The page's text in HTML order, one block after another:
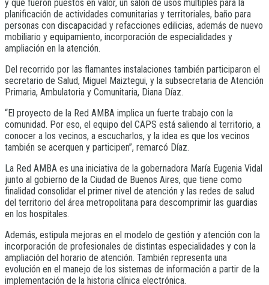
y que fueron puestos en valor, un salón de usos múltiples para la
planificación de actividades comunitarias y territoriales, baño para
personas con discapacidad y refacciones edilicias, además de nuevo
mobiliario y equipamiento, incorporación de especialidades y
ampliación en la atención.
Del recorrido por las flamantes instalaciones también participaron el
secretario de Salud, Miguel Maiztegui, y la subsecretaria de Atención
Primaria, Ambulatoria y Comunitaria, Diana Díaz.
“El proyecto de la Red AMBA implica un fuerte trabajo con la
comunidad. Por eso, el equipo del CAPS está saliendo al territorio, a
conocer a los vecinos, a escucharlos, y la idea es que los vecinos
también se acerquen y participen”, remarcó Díaz.
La Red AMBA es una iniciativa de la gobernadora María Eugenia Vidal
junto al gobierno de la Ciudad de Buenos Aires, que tiene como
finalidad consolidar el primer nivel de atención y las redes de salud
del territorio del área metropolitana para descomprimir las guardias
en los hospitales.
Además, estipula mejoras en el modelo de gestión y atención con la
incorporación de profesionales de distintas especialidades y con la
ampliación del horario de atención. También representa una
evolución en el manejo de los sistemas de información a partir de la
implementación de la historia clínica electrónica.